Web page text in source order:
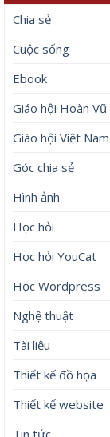
Chia sẻ
Cuộc sống
Ebook
Giáo hội Hoàn Vũ
Giáo hội Việt Nam
Góc chia sẻ
Hình ảnh
Học hỏi
Học hỏi YouCat
Học Wordpress
Nghệ thuật
Tài liệu
Thiết kế đồ họa
Thiết kế website